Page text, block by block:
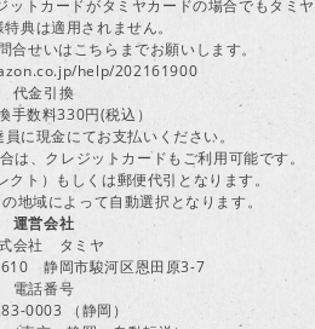
トカードがタミヤカードの場合でもタミヤ
典は適用されません。
せいはこちらまでお願いします。
help/202161900
代金引換
手数料330円(税込）
に現金にてお支払いください。
、クレジットカードもご利用可能です。
クト）もしくは郵便代引となります。
地域によって自動選択となります。
運営会社
会社 タミヤ
静岡市駿河区恩田原3-7
電話番号
0003 （静岡）